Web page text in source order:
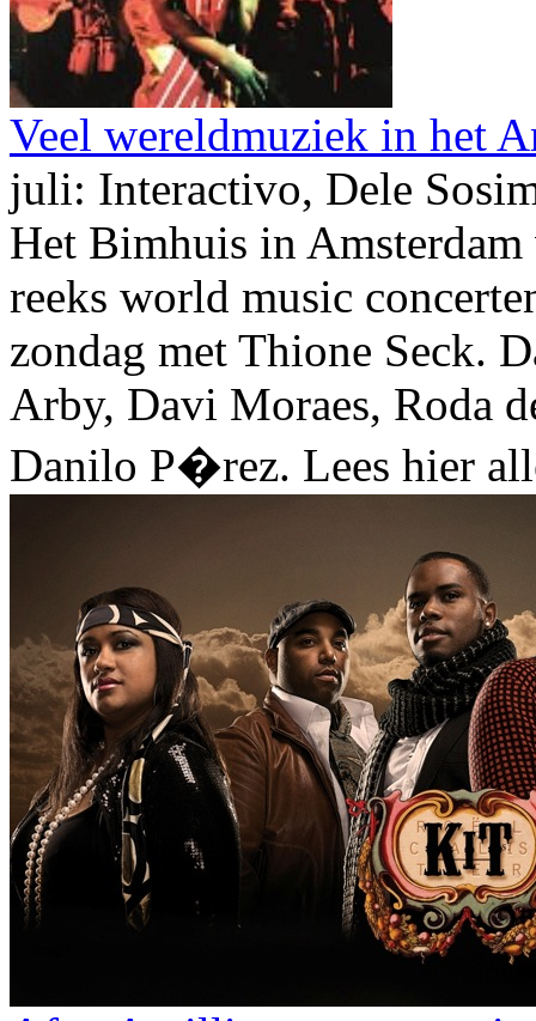
Veel wereldmuziek in het
juli: Interactivo, Dele
Het Bimhuis in
reeks world music
zondag met Thione Seck.
Arby, Davi Moraes, Roda
Danilo P�rez. Lees hier